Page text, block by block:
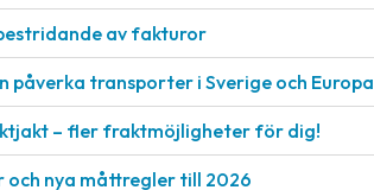
av fakturor
påverka transporter i Sverige och Europa
– fler fraktmöjligheter för dig!
och nya måttregler till 2026